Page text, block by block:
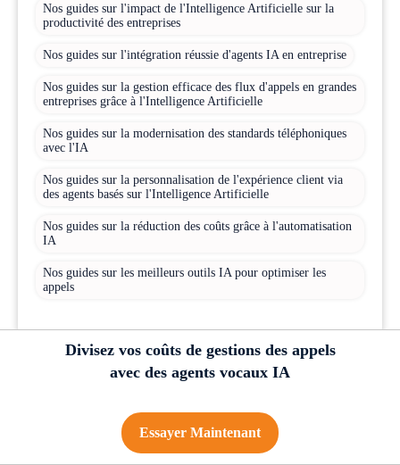
Divisez vos coûts de gestions des appels
avec des agents vocaux IA
Essayer Maintenant
Nos guides sur l'impact de l'Intelligence Artificielle sur la
productivité des entreprises
Nos guides sur l'intégration réussie d'agents IA en entreprise
Nos guides sur la gestion efficace des flux d'appels en grandes
entreprises grâce à l'Intelligence Artificielle
Nos guides sur la modernisation des standards téléphoniques
avec l'IA
Nos guides sur la personnalisation de l'expérience client via
des agents basés sur l'Intelligence Artificielle
Nos guides sur la réduction des coûts grâce à l'automatisation
IA
Nos guides sur les meilleurs outils IA pour optimiser les
appels
Articles les plus lus